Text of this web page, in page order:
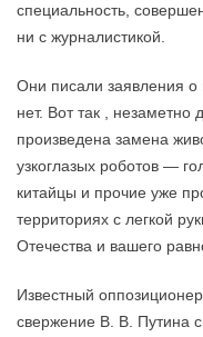
специальность,
ни с журналистикой.
Они писали заявления
нет. Вот так ,
произведена замена
узкоглазых роботов —
китайцы и прочие уже
территориях с легкой
Отечества и вашего
Известный
свержение В. В. Путина